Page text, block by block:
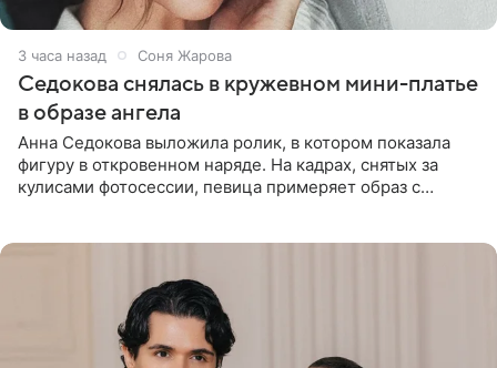
3 часа назад Соня Жарова
Седокова снялась в кружевном мини-платье
в образе ангела
Анна Седокова выложила ролик, в котором показала
фигуру в откровенном наряде. На кадрах, снятых за
кулисами фотосессии, певица примеряет образ с